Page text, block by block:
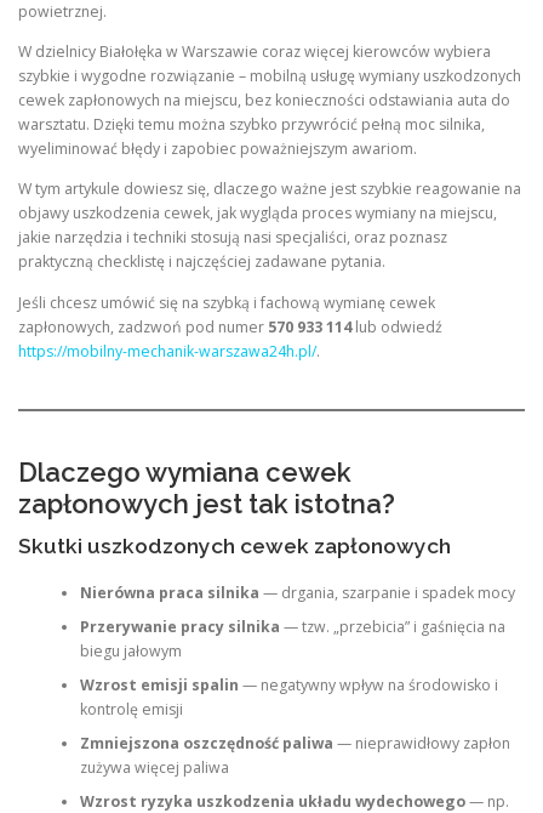
powietrznej.
W dzielnicy Białołęka w Warszawie coraz więcej kierowców wybiera
szybkie i wygodne rozwiązanie – mobilną usługę wymiany uszkodzonych
cewek zapłonowych na miejscu, bez konieczności odstawiania auta do
warsztatu. Dzięki temu można szybko przywrócić pełną moc silnika,
wyeliminować błędy i zapobiec poważniejszym awariom.
W tym artykule dowiesz się, dlaczego ważne jest szybkie reagowanie na
objawy uszkodzenia cewek, jak wygląda proces wymiany na miejscu,
jakie narzędzia i techniki stosują nasi specjaliści, oraz poznasz
praktyczną checklistę i najczęściej zadawane pytania.
Jeśli chcesz umówić się na szybką i fachową wymianę cewek
zapłonowych, zadzwoń pod numer 570 933 114lub odwiedź
https://mobilny-mechanik-warszawa24h.pl/.
Dlaczego wymiana cewek
zapłonowych jest tak istotna?
Skutki uszkodzonych cewek zapłonowych
Nierówna praca silnika — drgania, szarpanie i spadek mocy
Przerywanie pracy silnika — tzw. „przebicia” i gaśnięcia na
biegu jałowym
Wzrost emisji spalin — negatywny wpływ na środowisko i
kontrolę emisji
Zmniejszona oszczędność paliwa — nieprawidłowy zapłon
zużywa więcej paliwa
Wzrost ryzyka uszkodzenia układu wydechowego— np.